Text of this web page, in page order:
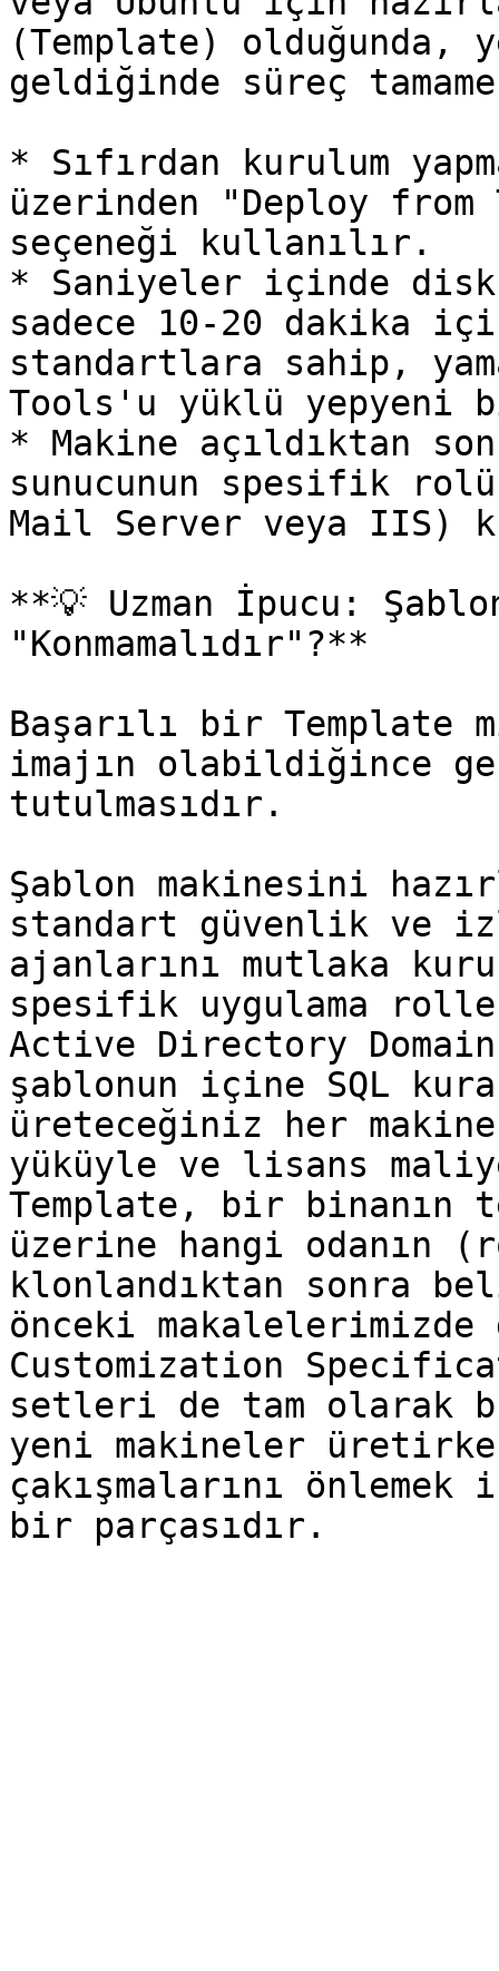
(Template)
geldiğinde süreç
* Sıfırdan kurulum
üzerinden "Deploy from
seçeneği kullanılır.
* Saniyeler içinde disk
sadece 10-20 dakika
standartlara sahip,
Tools'u yüklü yepyeni
* Makine açıldıktan
sunucunun spesifik
Mail Server veya IIS)
**💡 Uzman İpucu:
"Konmamalıdır"?**
Başarılı bir Template
imajın olabildiğince
tutulmasıdır.
Şablon makinesini
standart güvenlik ve
ajanlarını mutlaka
spesifik uygulama
Active Directory
şablonun içine SQL
üreteceğiniz her
yüküyle ve lisans
Template, bir binanın
üzerine hangi odanın
klonlandıktan sonra
önceki makalelerimizde
Customization
setleri de tam olarak
yeni makineler
çakışmalarını